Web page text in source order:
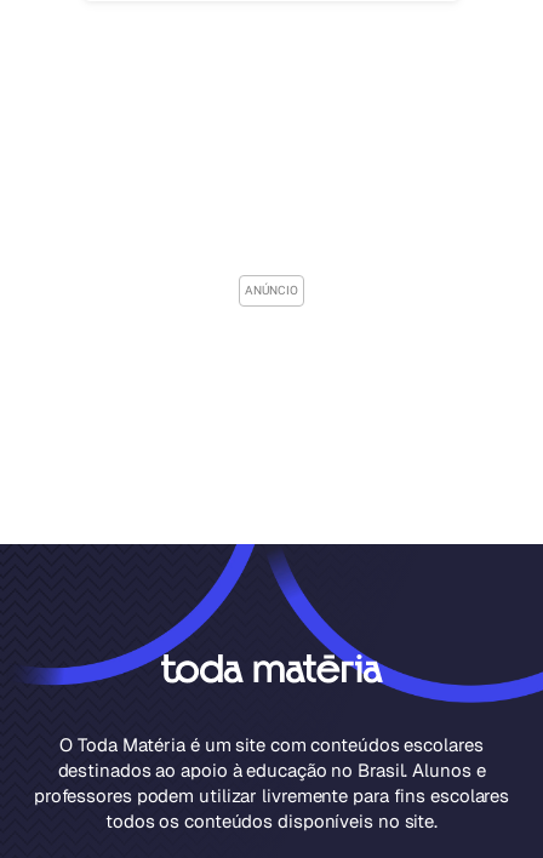
O Toda Matéria é um site com conteúdos escolares
destinados ao apoio à educação no Brasil. Alunos e
professores podem utilizar livremente para fins escolares
todos os conteúdos disponíveis no site.